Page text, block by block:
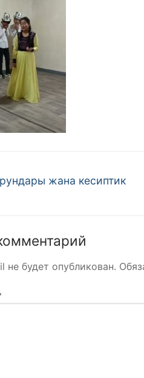
жана кесиптик
не будет опубликован.